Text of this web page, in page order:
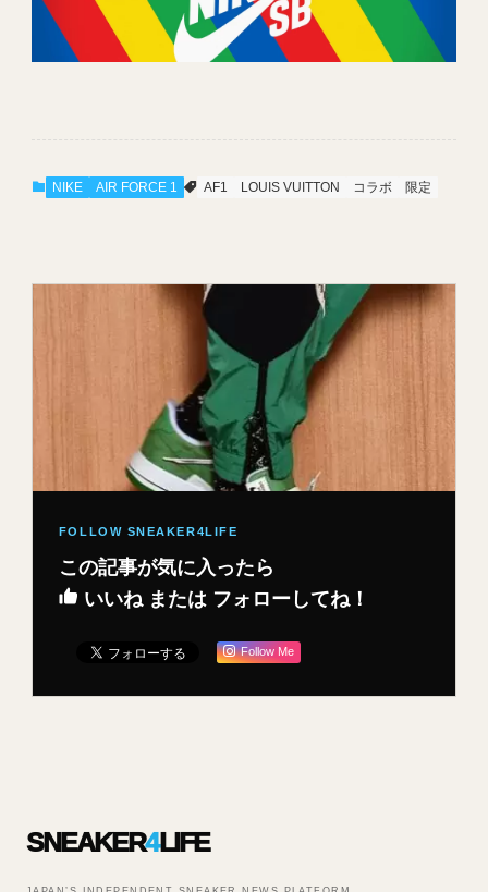
NIKE AIR FORCE 1 AF1 LOUIS VUITTON コラボ 限定
この記事が気に入ったら
いいね または フォローしてね！
Follow Me
SNEAKER4LIFE